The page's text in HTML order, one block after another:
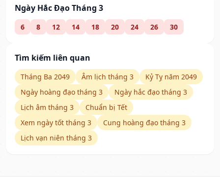
Ngày Hắc Đạo Tháng 3
6 8 12 14 18 20 24 26 30
Tìm kiếm liên quan
Tháng Ba 2049 Âm lịch tháng 3
Kỷ Tỵ năm 2049
Ngày hoàng đạo tháng 3
Ngày hắc đạo tháng 3
Lịch âm tháng 3
Chuẩn bị Tết
Xem ngày tốt tháng 3
Cung hoàng đạo tháng 3
Lịch vạn niên tháng 3